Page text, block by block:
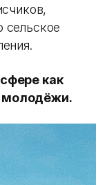
сельское
как
молодёжи.